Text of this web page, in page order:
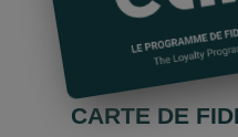
CARTE DE